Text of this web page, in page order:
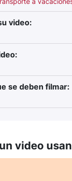
video:
se deben filmar:
video